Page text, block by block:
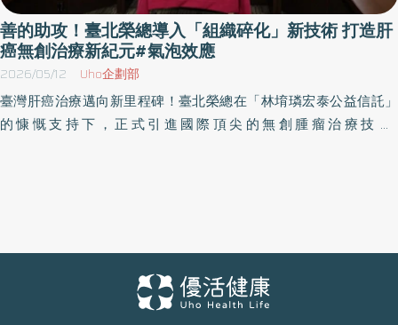
善的助攻！臺北榮總導入「組織碎化」新技術 打造肝
癌無創治療新紀元#氣泡效應
2026/05/12 Uho企劃部
臺灣肝癌治療邁向新里程碑！臺北榮總在「林堉璘宏泰公益信託」
的慷慨支持下，正式引進國際頂尖的無創腫瘤治療技術-
的醫學中心，而這三樣武器各擅勝場，提供民眾更多的治療選擇。
對於「林堉璘宏泰公益信託」及「林堉璘宏泰教育基金會」的善行